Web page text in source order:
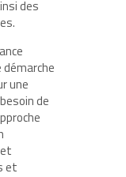
des
démarche
une
de
et